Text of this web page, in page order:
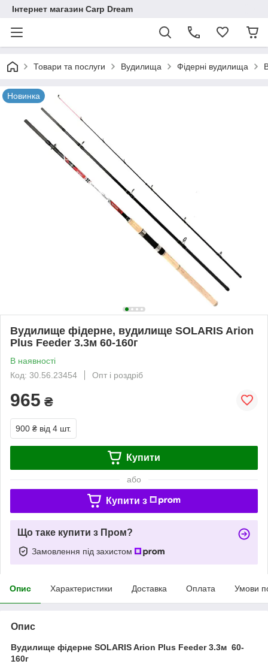
Інтернет магазин Carp Dream
Товари та послуги Вудилища Фідерні вудилища
Новинка
Вудилище фідерне, вудилище SOLARIS Arion
Plus Feeder 3.3м 60-160г
В наявності
Код: 30.56.23454
Опт і роздріб
965 ₴
900 ₴ від 4 шт.
Купити
або
Купити з
Що таке купити з Пром?
Замовлення під захистом
Опис Характеристики Доставка Оплата Умови
Опис
Вудилище фідерне SOLARIS Arion Plus Feeder 3.3м 60-
160г